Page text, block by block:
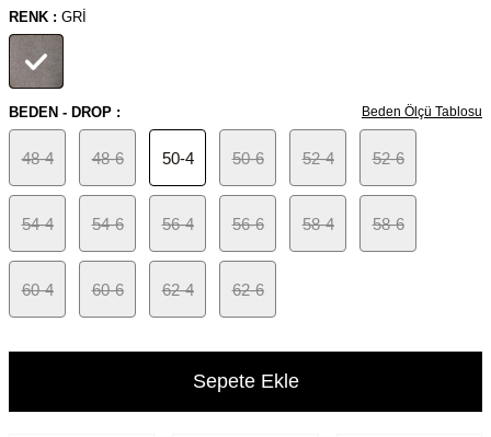
RENK : GRI
BEDEN - DROP : Beden Ölçü Tablosu
48-4 48-6 50-4 50-6 52-4 52-6
54-4 54-6 56-4 56-6 58-4 58-6
60-4 60-6 62-4 62-6
Sepete Ekle